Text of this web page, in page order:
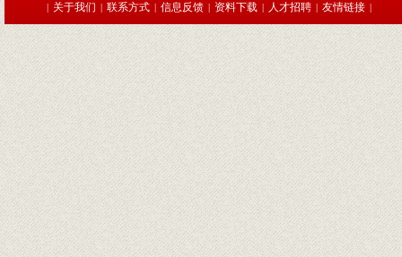
| 关于我们 | 联系方式 | 信息反馈 | 资料下载 | 人才招聘 | 友情链接 |